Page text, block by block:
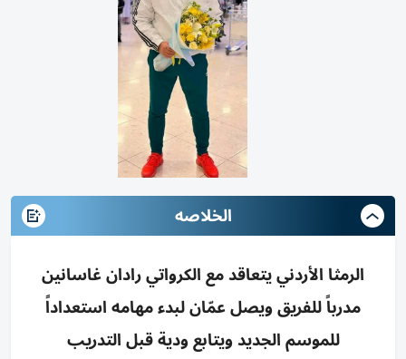
الخلاصه
الرمثا الأردني يتعاقد مع الكرواتي رادان غاسانين
مدرباً للفريق ويصل عمّان لبدء مهامه استعداداً
للموسم الجديد ويتابع ودية قبل التدريب